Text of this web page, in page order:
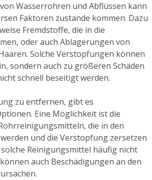
Wasserrohren und Abflüssen kann
Faktoren zustande kommen. Dazu
Fremdstoffe, die in die
oder auch Ablagerungen von
Solche Verstopfungen können
sondern auch zu größeren Schäden
schnell beseitigt werden.
zu entfernen, gibt es
Eine Möglichkeit ist die
die in den
und die Verstopfung zersetzen
Reinigungsmittel häufig nicht
auch Beschädigungen an den